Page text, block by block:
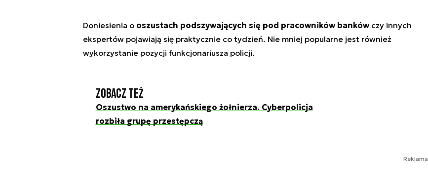
Doniesienia o oszustach podszywających się pod pracowników bankówczy innych
ekspertów pojawiają się praktycznie co tydzień. Nie mniej popularne jest również
wykorzystanie pozycji funkcjonariusza policji.
Zobacz też
Oszustwo na amerykańskiego żołnierza. Cyberpolicja
rozbiła grupę przestępczą
Reklama